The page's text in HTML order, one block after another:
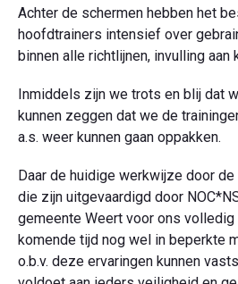
Achter de schermen hebben het
hoofdtrainers intensief over
binnen alle richtlijnen, invulling aan
Inmiddels zijn we trots en blij dat
kunnen zeggen dat we de
a.s. weer kunnen gaan oppakken.
Daar de huidige werkwijze door
die zijn uitgevaardigd door
gemeente Weert voor ons volledig
komende tijd nog wel in beperkte
o.b.v. deze ervaringen kunnen